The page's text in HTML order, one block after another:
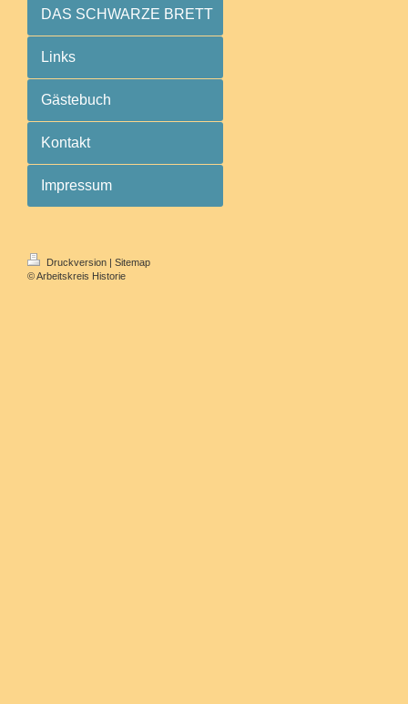
DAS SCHWARZE BRETT
Links
Gästebuch
Kontakt
Impressum
Druckversion | Sitemap
© Arbeitskreis Historie